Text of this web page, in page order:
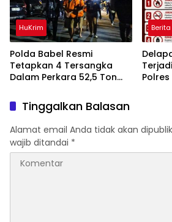
HuKrim
Polda Babel Resmi
Tetapkan 4 Tersangka
Dalam Perkara 52,5 Ton
Belitung
Berita
Tinggalkan Balasan
Alamat email Anda tidak akan
wajib ditandai *